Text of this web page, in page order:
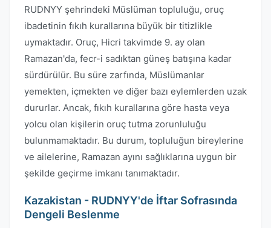
RUDNYY şehrindeki Müslüman topluluğu, oruç
ibadetinin fıkıh kurallarına büyük bir titizlikle
uymaktadır. Oruç, Hicri takvimde 9. ay olan
Ramazan'da, fecr-i sadıktan güneş batışına kadar
sürdürülür. Bu süre zarfında, Müslümanlar
yemekten, içmekten ve diğer bazı eylemlerden uzak
dururlar. Ancak, fıkıh kurallarına göre hasta veya
yolcu olan kişilerin oruç tutma zorunluluğu
bulunmamaktadır. Bu durum, topluluğun bireylerine
ve ailelerine, Ramazan ayını sağlıklarına uygun bir
şekilde geçirme imkanı tanımaktadır.
Kazakistan - RUDNYY'de İftar Sofrasında
Dengeli Beslenme